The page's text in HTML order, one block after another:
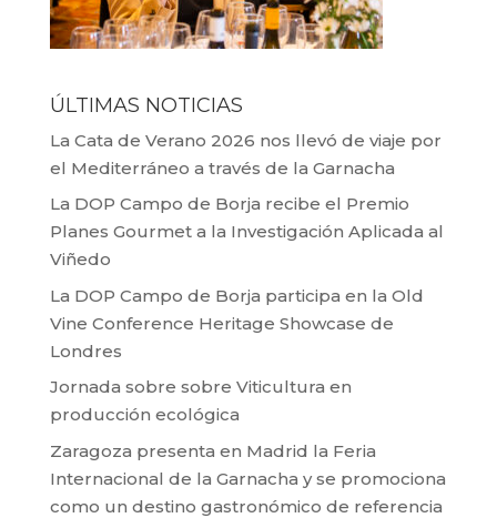
ÚLTIMAS NOTICIAS
La Cata de Verano 2026 nos llevó de viaje por
el Mediterráneo a través de la Garnacha
La DOP Campo de Borja recibe el Premio
Planes Gourmet a la Investigación Aplicada al
Viñedo
La DOP Campo de Borja participa en la Old
Vine Conference Heritage Showcase de
Londres
Jornada sobre sobre Viticultura en
producción ecológica
Zaragoza presenta en Madrid la Feria
Internacional de la Garnacha y se promociona
como un destino gastronómico de referencia